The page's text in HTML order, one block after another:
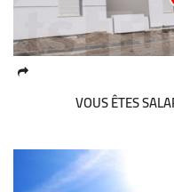
VOUS ÊTES